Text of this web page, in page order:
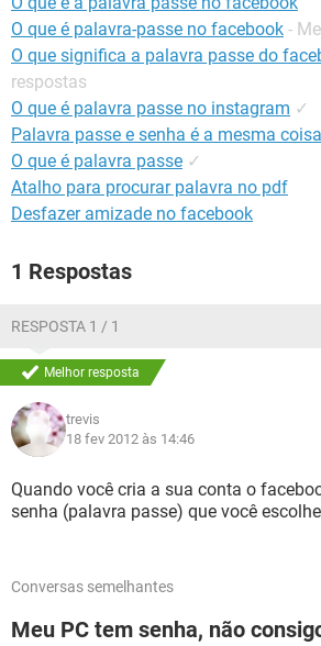
GUIA DE COMPRAS
O que é palavra-passe no facebook -
O que significa a palavra passe do
respostas
O que é palavra passe no instagram ✓
Palavra passe e senha é a mesma
O que é palavra passe ✓
Atalho para procurar palavra no pdf
Desfazer amizade no facebook
1 Respostas
RESPOSTA 1 / 1
Melhor resposta
trevis
18 fev 2012 às 14:46
Quando você cria a sua conta o
senha (palavra passe) que você
Conversas semelhantes
Meu PC tem senha, não